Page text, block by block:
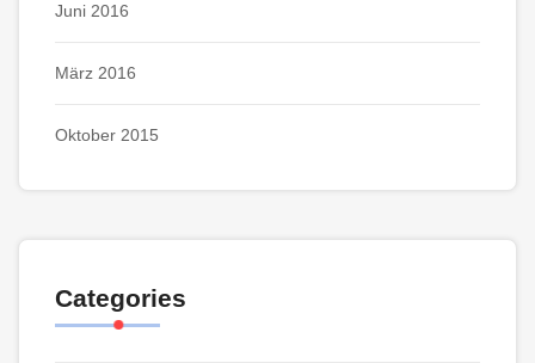
Juni 2016
März 2016
Oktober 2015
Categories